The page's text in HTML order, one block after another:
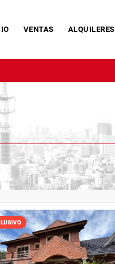
VENTAS ALQUILERES